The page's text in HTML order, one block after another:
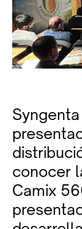
conocer
Camix